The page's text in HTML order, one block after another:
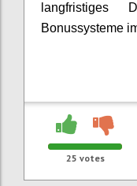
langfristiges
Bonussysteme
25 votes